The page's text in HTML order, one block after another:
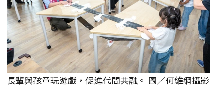
長輩與孩童玩遊戲，促進代間共融。 圖／何維綱攝影